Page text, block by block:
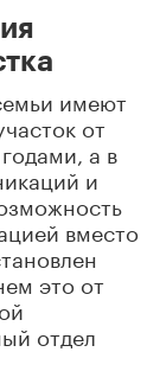
имеют
от
а в
и
вместо
это от
отдел